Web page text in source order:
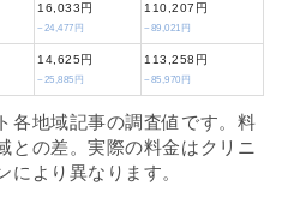
16,033円
−24,477円
110,207円
−89,021円
14,625円
−25,885円
113,258円
−85,970円
各地域記事の調査値です。料
との差。実際の料金はクリニ
により異なります。